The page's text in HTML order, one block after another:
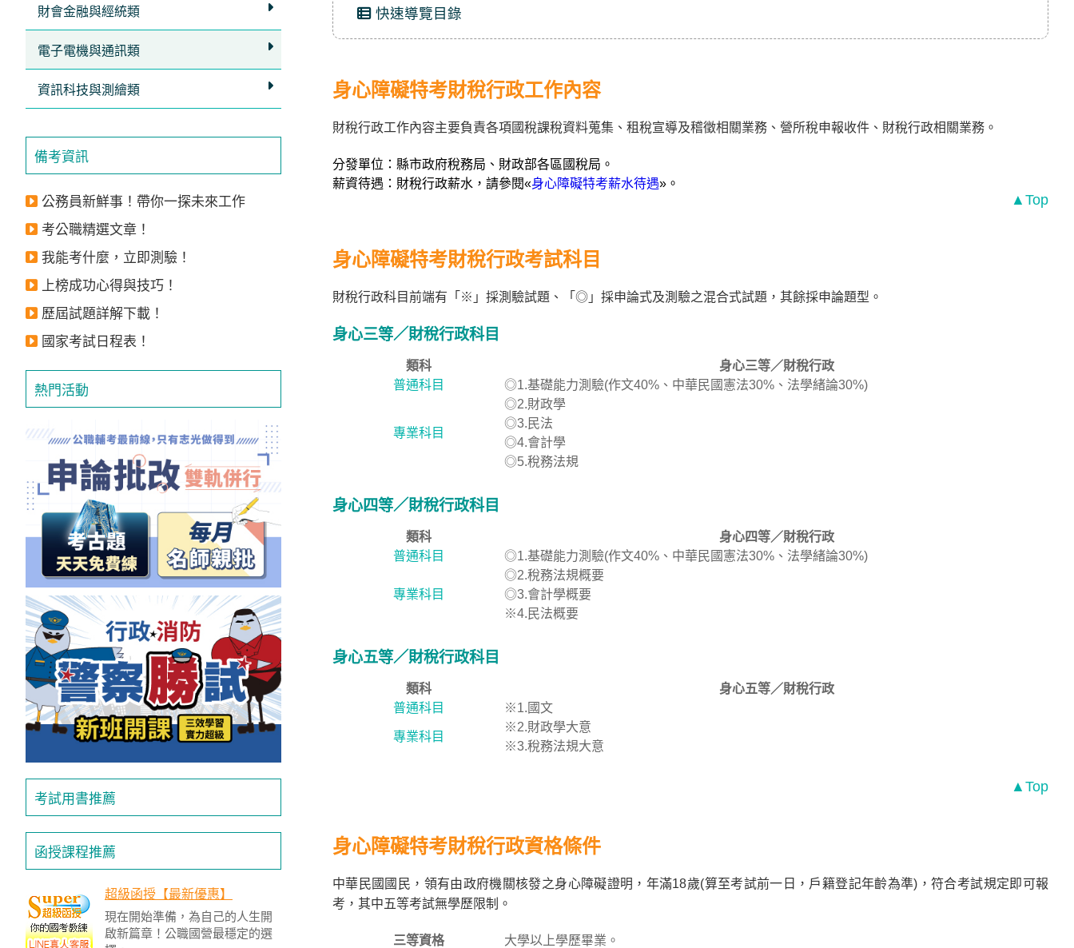
財會金融與經統類
電子電機與通訊類
資訊科技與測繪類
備考資訊
公務員新鮮事！帶你一探未來工作
考公職精選文章！
我能考什麼，立即測驗！
上榜成功心得與技巧！
歷屆試題詳解下載！
國家考試日程表！
熱門活動
考試用書推薦
函授課程推薦
超級函授【最新優惠】
現在開始準備，為自己的人生開
啟新篇章！公職國營最穩定的選
快速導覽目錄
身心障礙特考財稅行政工作內容
財稅行政工作內容主要負責各項國稅課稅資料蒐集、租稅宣導及稽徵相關業務、營所稅申報收件、財稅行政相關業務。
分發單位：縣市政府稅務局、財政部各區國稅局。
薪資待遇：財稅行政薪水，請參閱«身心障礙特考薪水待遇»。
▲Top
身心障礙特考財稅行政考試科目
財稅行政科目前端有「※」採測驗試題、「◎」採申論式及測驗之混合式試題，其餘採申論題型。
身心三等／財稅行政科目
類科
身心三等／財稅行政
普通科目
◎1.基礎能力測驗(作文40%、中華民國憲法30%、法學緒論30%)
專業科目
◎2.財政學
◎3.民法
◎4.會計學
◎5.稅務法規
身心四等／財稅行政科目
類科
身心四等／財稅行政
普通科目
◎1.基礎能力測驗(作文40%、中華民國憲法30%、法學緒論30%)
專業科目
◎2.稅務法規概要
◎3.會計學概要
※4.民法概要
身心五等／財稅行政科目
類科
身心五等／財稅行政
普通科目
※1.國文
專業科目
※2.財政學大意
※3.稅務法規大意
▲Top
身心障礙特考財稅行政資格條件
中華民國國民，領有由政府機關核發之身心障礙證明，年滿18歲(算至考試前一日，戶籍登記年齡為準)，符合考試規定即可報
考，其中五等考試無學歷限制。
三等資格
大學以上學歷畢業。
方
服
務，
再
獲
500
元
折
扣！